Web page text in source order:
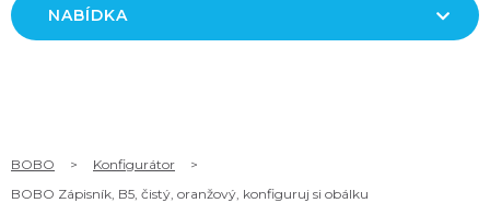
NABÍDKA
BOBO > Konfigurátor
>
BOBO Zápisník, B5, čistý, oranžový, konfiguruj si obálku